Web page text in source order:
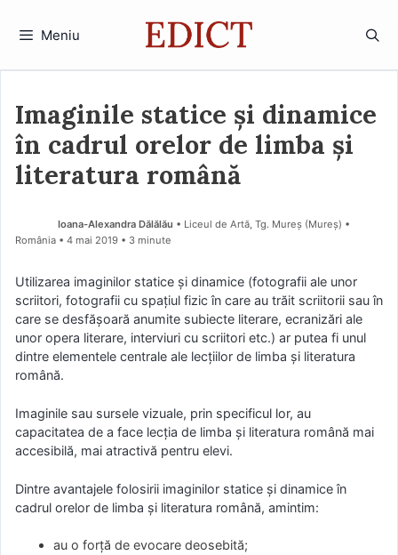
Meniu
Imaginile statice și dinamice
în cadrul orelor de limba și
literatura română
Ioana-Alexandra Dălălău • Liceul de Artă, Tg. Mureș (Mureş) •
România
4 mai 2019 • 3 minute
Utilizarea imaginilor statice și dinamice (fotografii ale unor
scriitori, fotografii cu spațiul fizic în care au trăit scriitorii sau în
care se desfășoară anumite subiecte literare, ecranizări ale
unor opera literare, interviuri cu scriitori etc.) ar putea fi unul
dintre elementele centrale ale lecțiilor de limba și literatura
română.
Imaginile sau sursele vizuale, prin specificul lor, au
capacitatea de a face lecția de limba și literatura română mai
accesibilă, mai atractivă pentru elevi.
Dintre avantajele folosirii imaginilor statice și dinamice în
cadrul orelor de limba și literatura română, amintim:
au o forță de evocare deosebită;